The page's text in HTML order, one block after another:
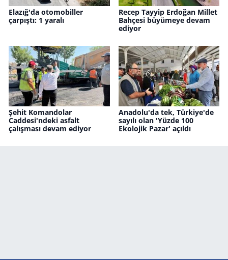
Elazığ'da otomobiller
çarpıştı: 1 yaralı
Recep Tayyip Erdoğan Millet
Bahçesi büyümeye devam
ediyor
Şehit Komandolar
Caddesi'ndeki asfalt
çalışması devam ediyor
Anadolu'da tek, Türkiye'de
sayılı olan 'Yüzde 100
Ekolojik Pazar' açıldı